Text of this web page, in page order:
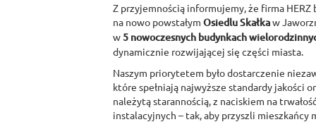
Z przyjemnością informujemy, że firma
na nowo powstałym Osiedlu Skałkaw
w5 nowoczesnych budynkach
dynamicznie rozwijającej się części miasta.
Naszym priorytetem było dostarczenie
które spełniają najwyższe standardy jakości
należytą starannością, z naciskiem na
instalacyjnych – tak, aby przyszli